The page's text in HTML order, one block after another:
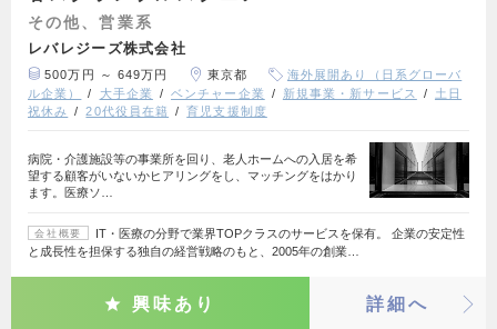
その他、営業系
レバレジーズ株式会社
500万円 ～ 649万円 東京都
海外展開あり（日系グローバ
ル企業）
大手企業 ベンチャー企業 新規事業・新サービス
土日
祝休み
20代役員在籍 育児支援制度
病院・介護施設等の事業所を回り、老人ホームへの入居を希
望する顧客がいないかヒアリングをし、マッチングをはかり
ます。医療ソ…
会社概要
IT・医療の分野で業界TOPクラスのサービスを保有。 企業の安定性
と成長性を担保する独自の経営戦略のもと、2005年の創業…
興味あり 詳細へ